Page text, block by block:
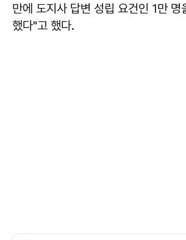
만에 도지사 답변 성립 요건인 1만 명
했다"고 했다.